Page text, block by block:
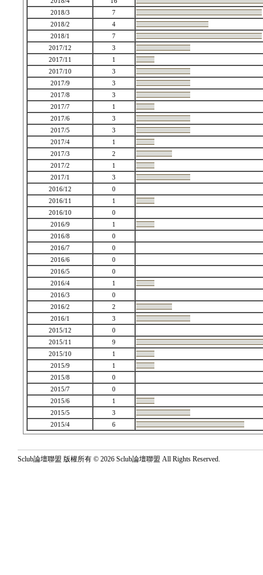
2018/3
7
2018/2
4
2018/1
7
2017/12
3
2017/11
1
2017/10
3
2017/9
3
2017/8
3
2017/7
1
2017/6
3
2017/5
3
2017/4
1
2017/3
2
2017/2
1
2017/1
3
2016/12
0
2016/11
1
2016/10
0
2016/9
1
2016/8
0
2016/7
0
2016/6
0
2016/5
0
2016/4
1
2016/3
0
2016/2
2
2016/1
3
2015/12
0
2015/11
9
2015/10
1
2015/9
1
2015/8
0
2015/7
0
2015/6
1
2015/5
3
2015/4
6
Sclub論壇聯盟 版權所有 © 2026 Sclub論壇聯盟 All Rights Reserved.